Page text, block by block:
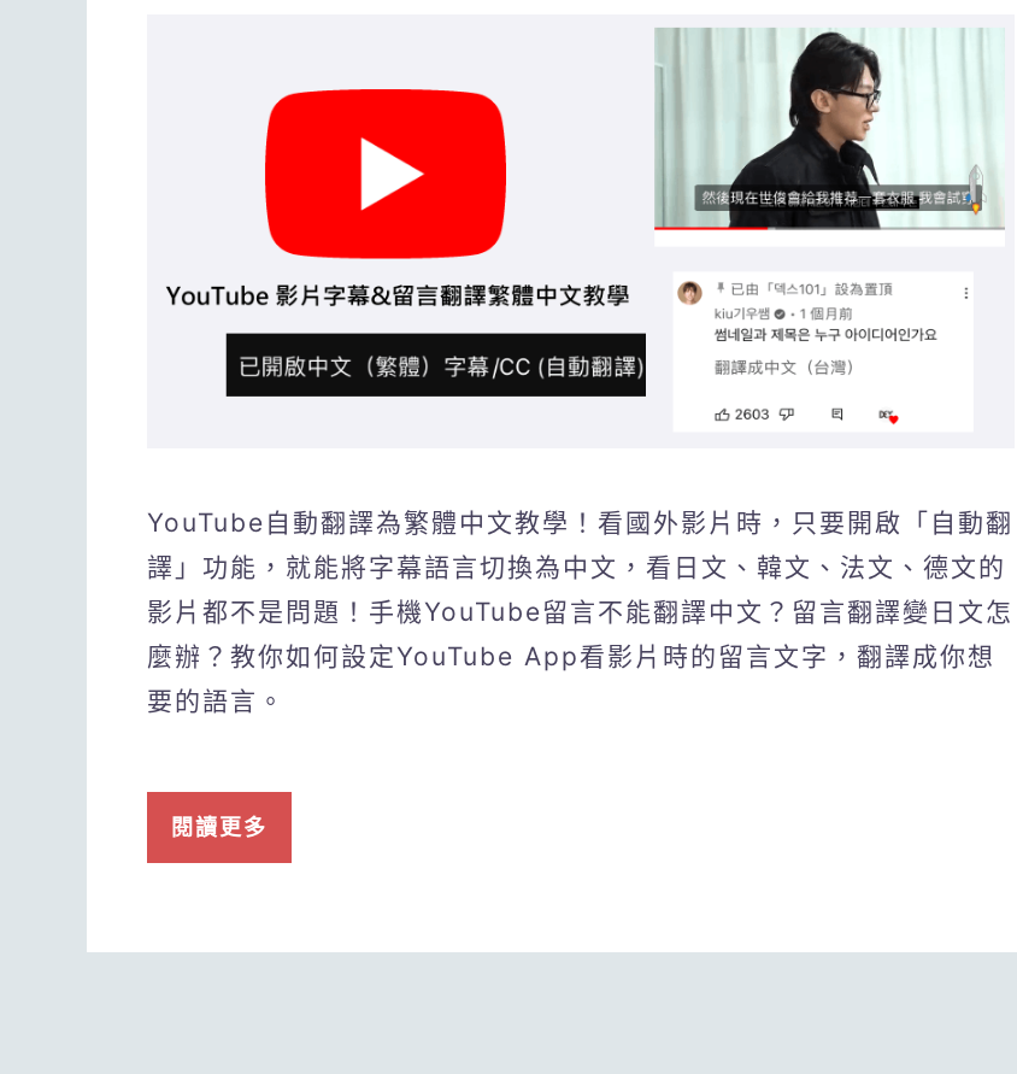
YouTube自動翻譯為繁體中文教學！看國外影片時，只要開啟「自動翻
譯」功能，就能將字幕語言切換為中文，看日文、韓文、法文、德文的
影片都不是問題！手機YouTube留言不能翻譯中文？留言翻譯變日文怎
麼辦？教你如何設定YouTube App看影片時的留言文字，翻譯成你想
要的語言。
閱讀更多